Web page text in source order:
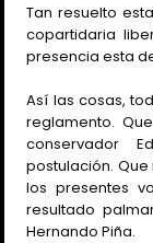
Tan resuelto
copartidaria
presencia esta
Así las cosas,
reglamento.
conservador
postulación.
los presentes
resultado
Hernando Piña.